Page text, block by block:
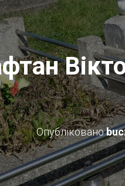
Опубліковано